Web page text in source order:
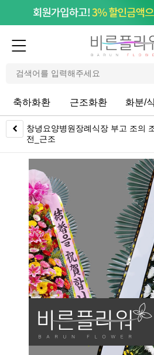
축하화환 근조화환 화분/
창녕요양병원장례식장 부고 조의
전_근조